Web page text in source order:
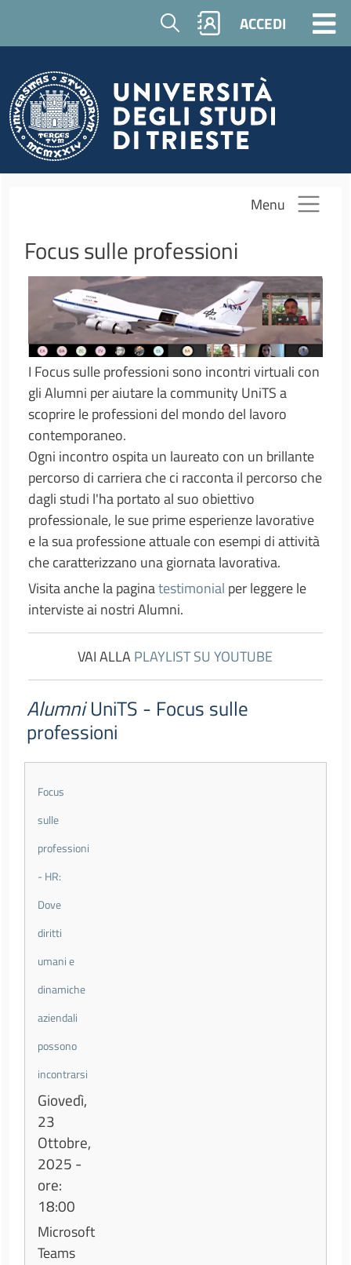
Salta al contenuto principale
Cerca ACCEDI
Menu
Focus sulle professioni
I Focus sulle professioni sono incontri virtuali con
gli Alumni per aiutare la community UniTS a
scoprire le professioni del mondo del lavoro
contemporaneo.
Ogni incontro ospita un laureato con un brillante
percorso di carriera che ci racconta il percorso che
dagli studi l'ha portato al suo obiettivo
professionale, le sue prime esperienze lavorative
e la sua professione attuale con esempi di attività
che caratterizzano una giornata lavorativa.
Visita anche la paginatestimonial per leggere le
interviste ai nostri Alumni.
VAI ALLAPLAYLIST SU YOUTUBE
Menu principale - voci espandibili -
AlumniUniTS - Focus sulle
professioni
Focus
sulle
professioni
- HR:
Dove
diritti
umani e
dinamiche
aziendali
possono
incontrarsi
Giovedì,
23
Ottobre,
2025 -
ore:
18:00
Microsoft
Teams